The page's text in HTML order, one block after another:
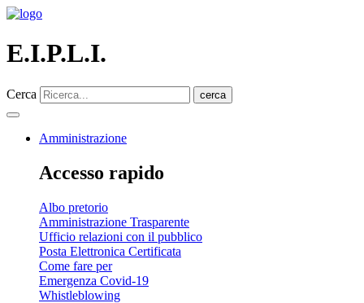
E.I.P.L.I.
Cerca cerca
Amministrazione
Accesso rapido
Albo pretorio
Amministrazione Trasparente
Ufficio relazioni con il pubblico
Posta Elettronica Certificata
Come fare per
Emergenza Covid-19
Whistleblowing